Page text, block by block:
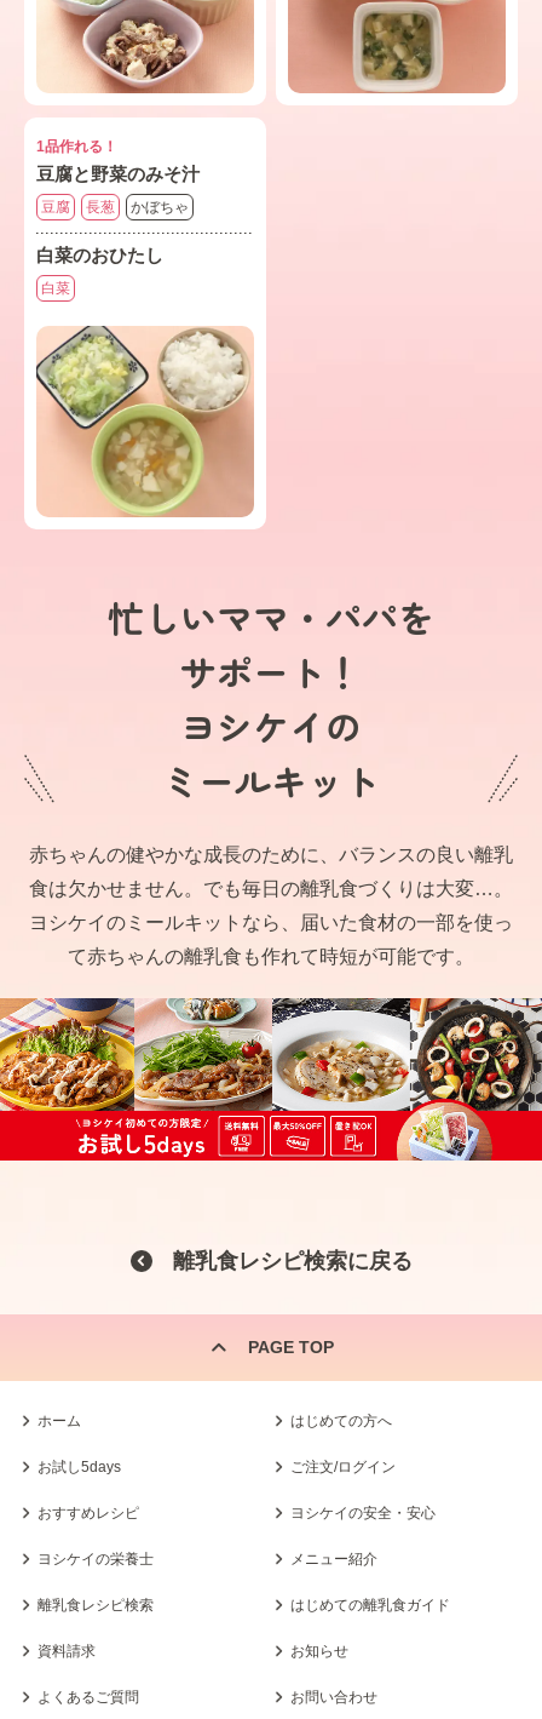
1品作れる！
豆腐と野菜のみそ汁
豆腐 長葱 かぼちゃ
白菜のおひたし
白菜
忙しいママ・パパを
サポート！
ヨシケイの
ミールキット
赤ちゃんの健やかな成長のために、バランスの良い離乳
食は欠かせません。でも毎日の離乳食づくりは大変…。
ヨシケイのミールキットなら、届いた食材の一部を使っ
て赤ちゃんの離乳食も作れて時短が可能です。
離乳食レシピ検索に戻る
PAGE TOP
ホーム はじめての方へ
お試し5days ご注文/ログイン
おすすめレシピ ヨシケイの安全・安心
ヨシケイの栄養士 メニュー紹介
離乳食レシピ検索 はじめての離乳食ガイド
資料請求 お知らせ
よくあるご質問 お問い合わせ